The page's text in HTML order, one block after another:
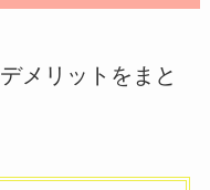
メリットをまと